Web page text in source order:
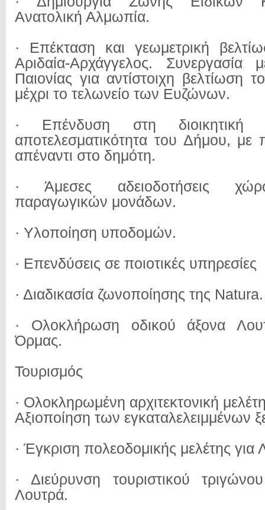
Ανατολική Αλμωπία.
· Επέκταση και γεωμετρική
Αριδαία-Αρχάγγελος.
Παιονίας για αντίστοιχη βελτίωση
μέχρι το τελωνείο των Ευζώνων.
· Επένδυση στη διοικητική
αποτελεσματικότητα του Δήμου, με
απέναντι στο δημότη.
· Άμεσες αδειοδοτήσεις
παραγωγικών μονάδων.
· Υλοποίηση υποδομών.
· Επενδύσεις σε ποιοτικές υπηρεσίες
· Διαδικασία ζωνοποίησης της Natura.
· Ολοκλήρωση οδικού άξονα
Όρμας.
Τουρισμός
· Ολοκληρωμένη αρχιτεκτονική
Αξιοποίηση των εγκαταλελειμμένων
· Έγκριση πολεοδομικής μελέτης για
· Διεύρυνση τουριστικού
Λουτρά.